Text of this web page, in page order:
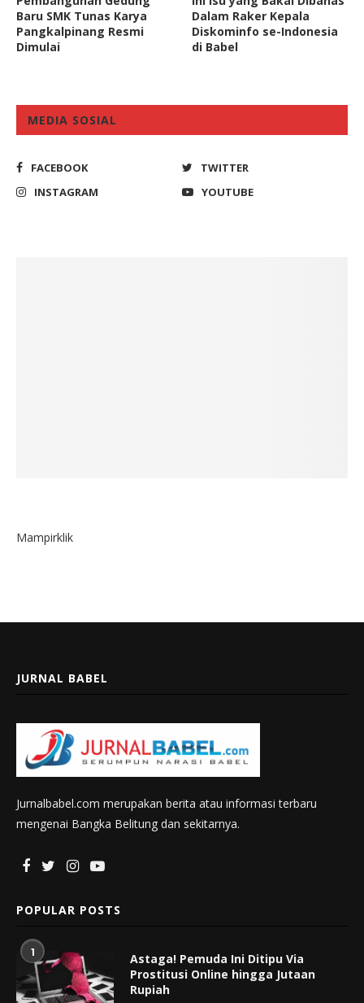
Baru SMK Tunas Karya
Pangkalpinang Resmi
Dimulai
Dalam Raker Kepala
Diskominfo se-Indonesia
di Babel
MEDIA SOSIAL
FACEBOOK
TWITTER
INSTAGRAM
YOUTUBE
Mampirklik
JURNAL BABEL
Jurnalbabel.com merupakan berita atau informasi terbaru
mengenai Bangka Belitung dan sekitarnya.
POPULAR POSTS
1
Astaga! Pemuda Ini Ditipu Via
Prostitusi Online hingga Jutaan
Rupiah